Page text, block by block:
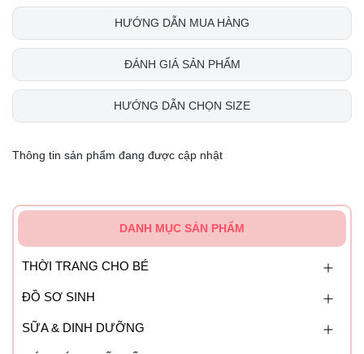
HƯỚNG DẪN MUA HÀNG
ĐÁNH GIÁ SẢN PHẨM
HƯỚNG DẪN CHỌN SIZE
Thông tin sản phẩm đang được cập nhật
DANH MỤC SẢN PHẨM
THỜI TRANG CHO BÉ
ĐỒ SƠ SINH
SỮA & DINH DƯỠNG